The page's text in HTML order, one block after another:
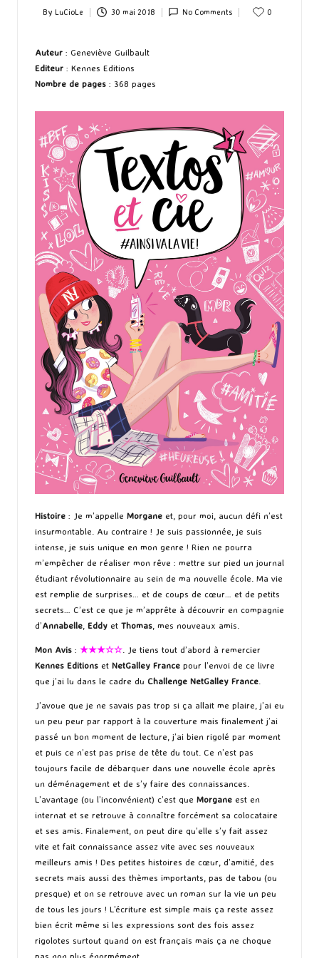
Posted
By LuCioLe 30 mai 2018 No Comments 0
Auteur : Geneviève Guilbault
Editeur : Kennes Editions
Nombre de pages : 368 pages
Histoire : Je m’appelle Morgane et, pour moi, aucun défi n’est
insurmontable. Au contraire ! Je suis passionnée, je suis
intense, je suis unique en mon genre ! Rien ne pourra
m’empêcher de réaliser mon rêve : mettre sur pied un journal
étudiant révolutionnaire au sein de ma nouvelle école. Ma vie
est remplie de surprises… et de coups de cœur… et de petits
secrets… C’est ce que je m’apprête à découvrir en compagnie
d’Annabelle Eddy et Thomas , mes nouveaux amis.
Mon Avis : ★★★☆☆ . Je tiens tout d’abord à remercier
Kennes Editions et NetGalley France pour l’envoi de ce livre
que j’ai lu dans le cadre du Challenge NetGalley France
J’avoue que je ne savais pas trop si ça allait me plaire, j’ai eu
un peu peur par rapport à la couverture mais finalement j’ai
passé un bon moment de lecture, j’ai bien rigolé par moment
et puis ce n’est pas prise de tête du tout. Ce n’est pas
toujours facile de débarquer dans une nouvelle école après
un déménagement et de s’y faire des connaissances.
L’avantage (ou l’inconvénient) c’est que Morgane est en
internat et se retrouve à connaître forcément sa colocataire
et ses amis. Finalement, on peut dire qu’elle s’y fait assez
vite et fait connaissance assez vite avec ses nouveaux
meilleurs amis ! Des petites histoires de cœur, d’amitié, des
secrets mais aussi des thèmes importants, pas de tabou (ou
presque) et on se retrouve avec un roman sur la vie un peu
de tous les jours ! L’écriture est simple mais ça reste assez
bien écrit même si les expressions sont des fois assez
rigolotes surtout quand on est français mais ça ne choque